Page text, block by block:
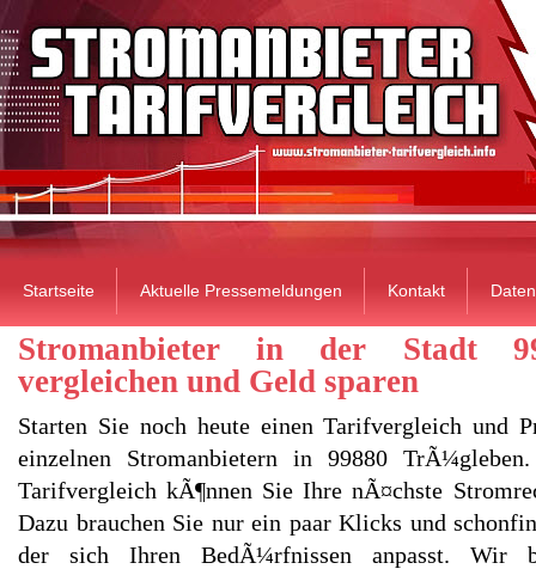
Startseite Aktuelle Pressemeldungen Kontakt
Stromanbieter in der Stadt
vergleichen und Geld sparen
Starten Sie noch heute einen Tarifvergleich und
einzelnen Stromanbietern in 99880
Tarifvergleich kÃ¶nnen Sie Ihre nÃ¤chste
Dazu brauchen Sie nur ein paar Klicks und
der sich Ihren BedÃ¼rfnissen anpasst. Wir